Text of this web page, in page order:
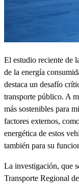
El estudio reciente de
de la energía
destaca un desafío
transporte público. A
más sostenibles para
factores externos,
energética de estos
también para su
La investigación, que
Transporte Regional